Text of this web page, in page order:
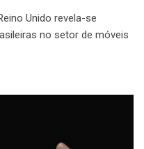
Unido revela-se
no setor de móveis